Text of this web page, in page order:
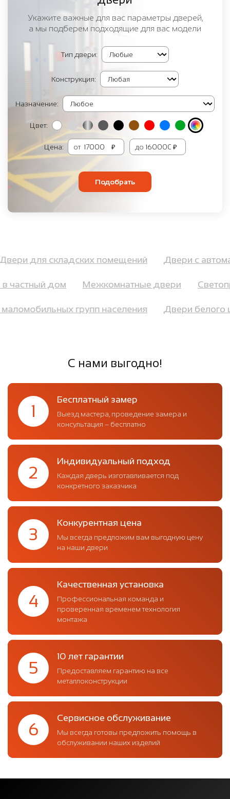
Укажите важные для вас параметры дверей,
а мы подберем подходящие для вас модели
Тип двери:
Конструкция:
Назначение:
Цвет:
Цена: от ₽ до ₽
Подобрать
Двери для складских помещений Двери с
частный дом Межкомнатные двери
маломобильных групп населения Двери
С нами выгодно!
1
Бесплатный замер
Выезд мастера, проведение замера и
консультация – бесплатно
2
Индивидуальный подход
Каждая дверь изготавливается под
конкретного заказчика
3
Конкурентная цена
Мы всегда предложим вам выгодную цену
на наши двери
4
Качественная установка
Профессиональная команда и
проверенная временем технология
монтажа
5
10 лет гарантии
Предоставляем гарантию на все
металлоконструкции
6
Сервисное обслуживание
Мы всегда готовы предложить помощь в
обслуживании наших изделий